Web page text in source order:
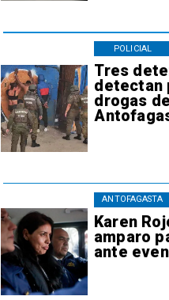
Tres
detectan
drogas
POLICIAL
Karen
amparo
ante
ANTOFAGASTA